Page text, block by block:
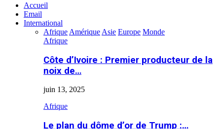
Accueil
Email
International
Afrique Amérique Asie Europe Monde
Afrique
Côte d’Ivoire : Premier producteur de la
noix de…
juin 13, 2025
Afrique
Le plan du dôme d’or de Trump :…